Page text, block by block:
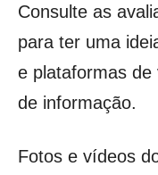
Consulte as
para ter uma
e plataformas
de informação.
Fotos e vídeos